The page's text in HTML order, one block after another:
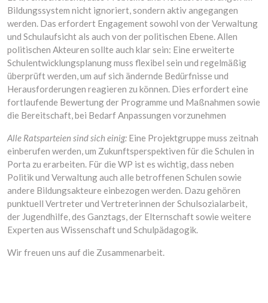
Bildungssystem nicht ignoriert, sondern aktiv angegangen
werden. Das erfordert Engagement sowohl von der Verwaltung
und Schulaufsicht als auch von der politischen Ebene. Allen
politischen Akteuren sollte auch klar sein: Eine erweiterte
Schulentwicklungsplanung muss flexibel sein und regelmäßig
überprüft werden, um auf sich ändernde Bedürfnisse und
Herausforderungen reagieren zu können. Dies erfordert eine
fortlaufende Bewertung der Programme und Maßnahmen sowie
die Bereitschaft, bei Bedarf Anpassungen vorzunehmen
Alle Ratsparteien sind sich einig: Eine Projektgruppe muss zeitnah
einberufen werden, um Zukunftsperspektiven für die Schulen in
Porta zu erarbeiten. Für die WP ist es wichtig, dass neben
Politik und Verwaltung auch alle betroffenen Schulen sowie
andere Bildungsakteure einbezogen werden. Dazu gehören
punktuell Vertreter und Vertreterinnen der Schulsozialarbeit,
der Jugendhilfe, des Ganztags, der Elternschaft sowie weitere
Experten aus Wissenschaft und Schulpädagogik.
Wir freuen uns auf die Zusammenarbeit.